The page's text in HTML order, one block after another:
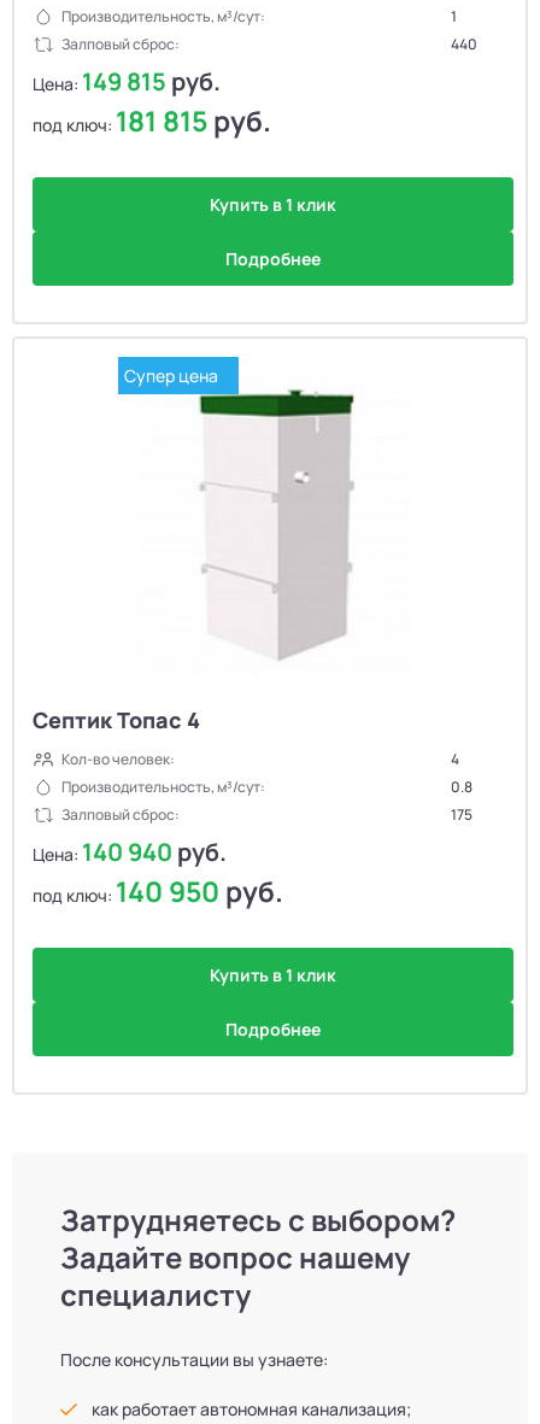
Производительность, м³/сут:
1
Залповый сброс:
440
Цена: 149 815 руб.
под ключ: 181 815руб.
Купить в 1 клик
Подробнее
Супер цена
Септик Топас 4
Кол-во человек:
4
Производительность, м³/сут:
0.8
Залповый сброс:
175
Цена: 140 940 руб.
под ключ: 140 950 руб.
Купить в 1 клик
Подробнее
Затрудняетесь с выбором?
Задайте вопрос нашему
специалисту
После консультации вы узнаете:
как работает автономная канализация;